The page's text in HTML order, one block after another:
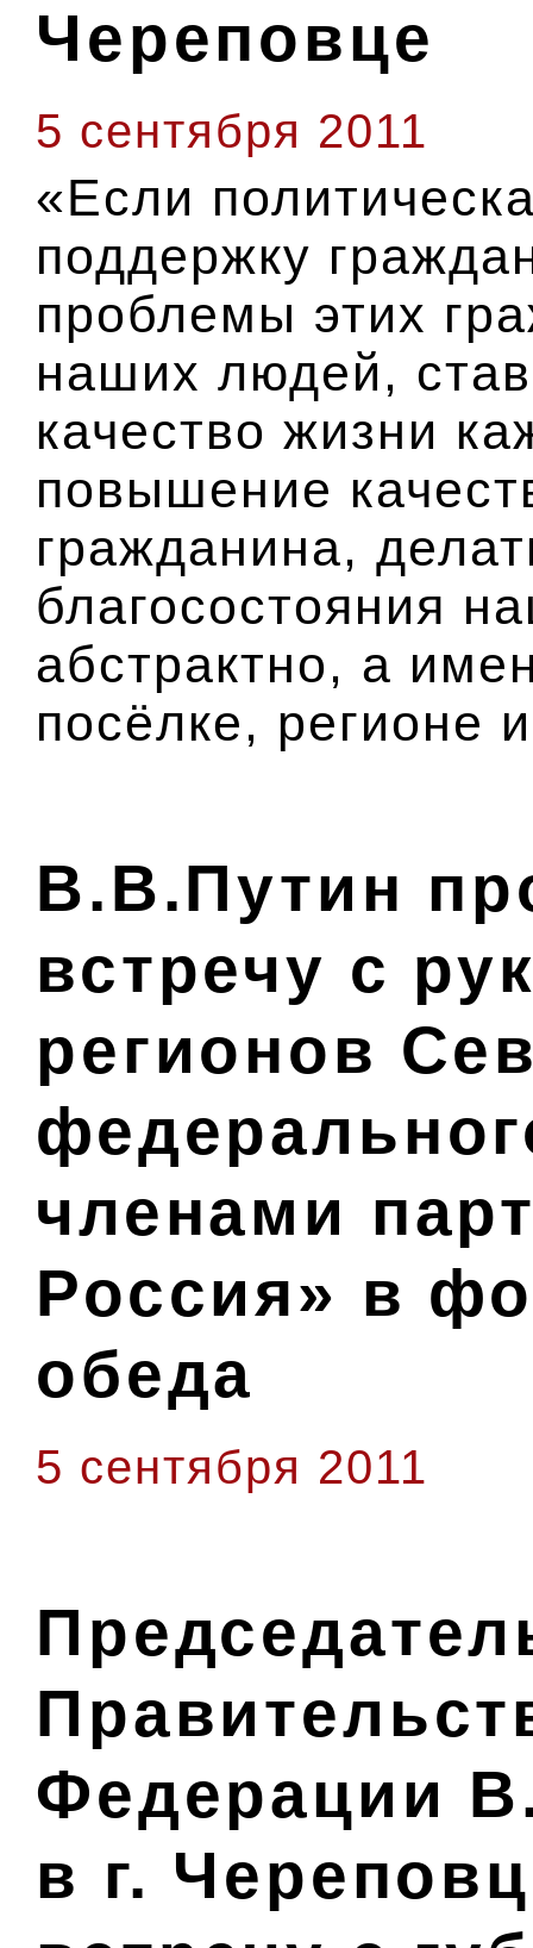
Череповце
5 сентября 2011
«Если
поддержку
проблемы этих
наших людей,
качество жизни
повышение
гражданина,
благосостояния
абстрактно, а
посёлке, регионе
В.В.Путин
встречу с
регионов
членами
Россия» в
обеда
5 сентября 2011
Федерации
в г.